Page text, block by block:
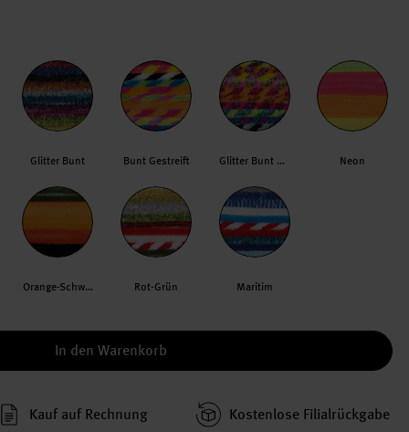
Glitter Bunt Bunt Gestreift Glitter Bunt Gestreift Neon
Orange-Schwarz Rot-Grün Maritim
In den Warenkorb
Kauf auf Rechnung Kosten­lose Filial­rückgabe